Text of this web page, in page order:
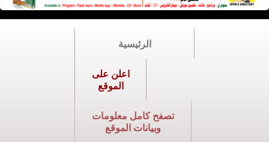
الرئيسية
اعلن على
الموقع
تصفح كامل معلومات
وبيانات الموقع